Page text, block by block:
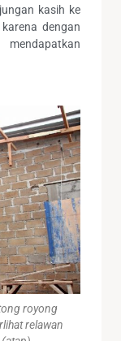
kasih ke
dengan
royong
relawan